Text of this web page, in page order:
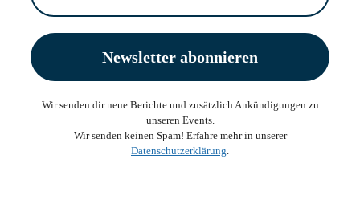
Wir senden dir neue Berichte und zusätzlich Ankündigungen zu
unseren Events.
Wir senden keinen Spam! Erfahre mehr in unserer
Datenschutzerklärung